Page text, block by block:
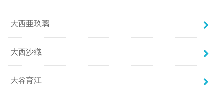
大西亜玖璃
大西沙織
大谷育江